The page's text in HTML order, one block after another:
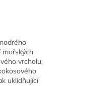
mořských
vrcholu,
uklidňující